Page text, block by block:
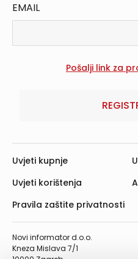
EMAIL
Novi informator d.o.o.
Kneza Mislava 7/1
Uvjeti kupnje
Uvjeti korištenja
Pravila zaštite privatnosti